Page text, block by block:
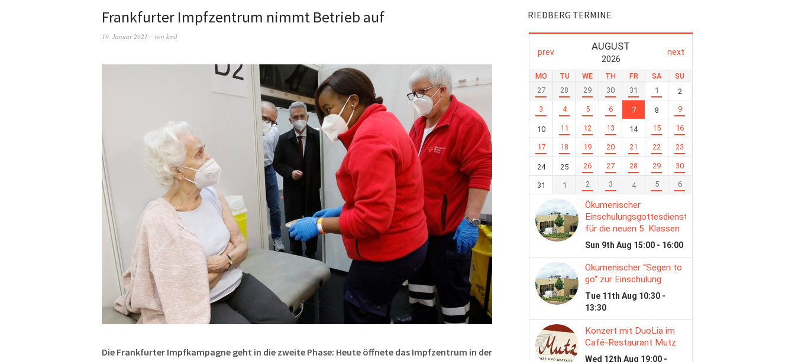
Frankfurter Impfzentrum nimmt Betrieb auf
19. Januar 2021 von kmd
Die Frankfurter Impfkampagne geht in die zweite Phase: Heute öffnete das Impfzentrum in der
RIEDBERG TERMINE